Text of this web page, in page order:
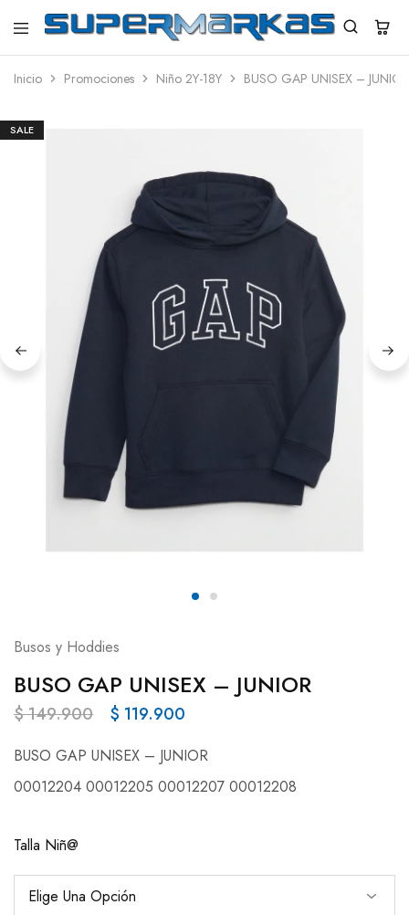
SuperMarkas
Ropa
con
Inicio Promociones Niño 2Y-18Y BUSO GAP UNISEX – JUNIOR
SALE
Busos y Hoddies
BUSO GAP UNISEX – JUNIOR
$149.900 $ 119.900
BUSO GAP UNISEX – JUNIOR
00012204 00012205 00012207 00012208
Talla Niñ@